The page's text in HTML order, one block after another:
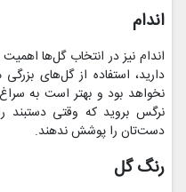
اندام
اندام نیز در انتخاب گل‌ها
دارید، استفاده از گل‌های
نخواهد بود و بهتر است به
نرگس بروید که وقتی
دست‌تان را پوشش ندهند.
رنگ گل